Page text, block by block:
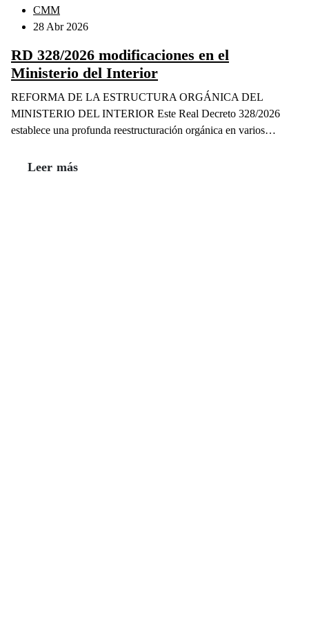
CMM
28 Abr 2026
RD 328/2026 modificaciones en el
Ministerio del Interior
REFORMA DE LA ESTRUCTURA ORGÁNICA DEL
MINISTERIO DEL INTERIOR Este Real Decreto 328/2026
establece una profunda reestructuración orgánica en varios…
Leer más